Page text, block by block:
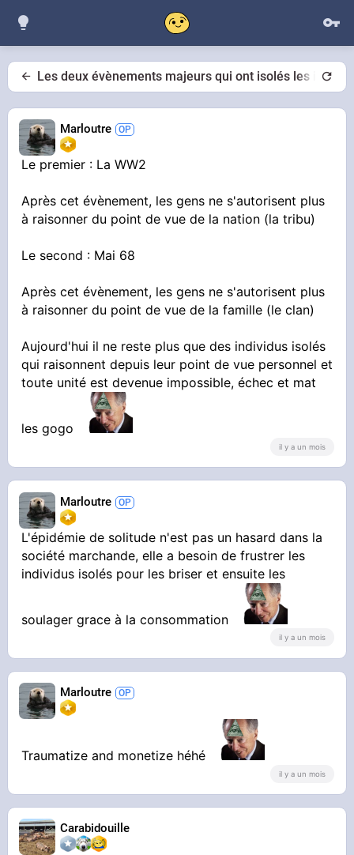
Les deux évènements majeurs qui ont isolés les
Marloutre
Le premier : La WW2
Après cet évènement, les gens ne s'autorisent plus
à raisonner du point de vue de la nation (la tribu)
Le second : Mai 68
Après cet évènement, les gens ne s'autorisent plus
à raisonner du point de vue de la famille (le clan)
Aujourd'hui il ne reste plus que des individus isolés
qui raisonnent depuis leur point de vue personnel et
toute unité est devenue impossible, échec et mat
les gogo
il y a un mois
Marloutre
L'épidémie de solitude n'est pas un hasard dans la
société marchande, elle a besoin de frustrer les
individus isolés pour les briser et ensuite les
soulager grace à la consommation
il y a un mois
Marloutre
Traumatize and monetize héhé
il y a un mois
Carabidouille